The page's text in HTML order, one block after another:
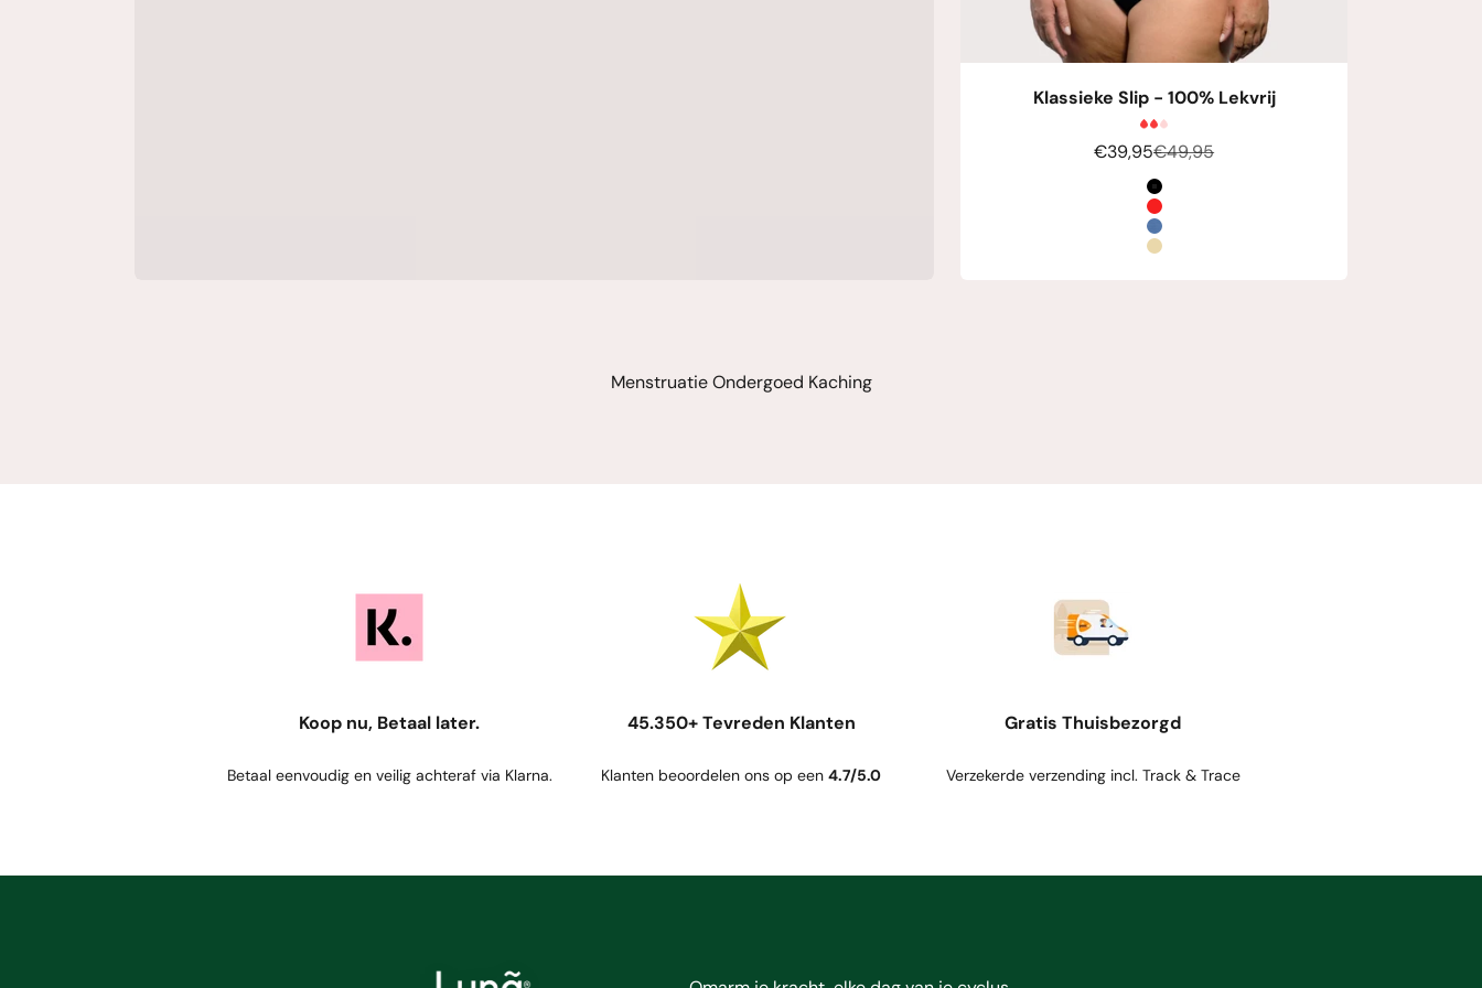
Klassieke Slip - 100% Lekvrij
Aanbiedingsprijs
€39,95Normale prijs
€49,95
Kleur
Zwart
Rood
Blauw
Beige
Menstruatie Ondergoed Kaching
Koop nu, Betaal later.
Betaal eenvoudig en veilig achteraf via Klarna.
45.350+ Tevreden Klanten
Klanten beoordelen ons op een 4.7/5.0
Gratis Thuisbezorgd
Verzekerde verzending incl. Track & Trace